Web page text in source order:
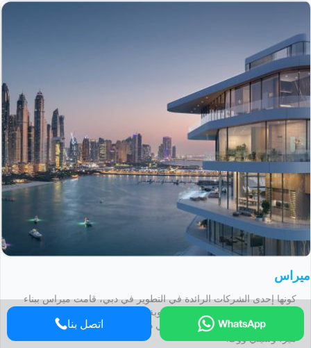
ميراس
كونها إحدى الشركات الرائدة في التطوير في دبي، قامت ميراس ببناء
العديد من المشاريع البارزة والمطلوبة بشدة بما في ذلك منازل
بلوواترز، ومنتجع ومنازل بلغاري في دبي، ومرفأ دي لا مير، وسور لا
مير، وسيتي ووك.
اتصل بنا